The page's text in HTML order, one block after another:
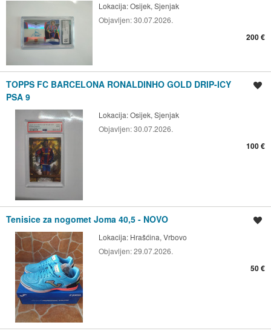
Lokacija:Osijek, Sjenjak
Objavljen:30.07.2026.
200 €
TOPPS FC BARCELONA RONALDINHO GOLD DRIP-ICY
PSA 9
Lokacija:Osijek, Sjenjak
Objavljen:30.07.2026.
100 €
Tenisice za nogomet Joma 40,5 - NOVO
Lokacija: Hrašćina, Vrbovo
Objavljen:29.07.2026.
50 €